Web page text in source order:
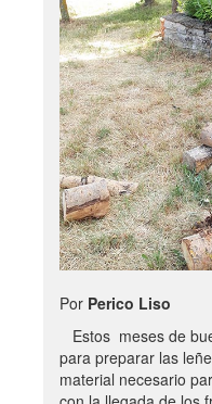
Por Perico Liso
Estos meses de
para preparar las
material necesario